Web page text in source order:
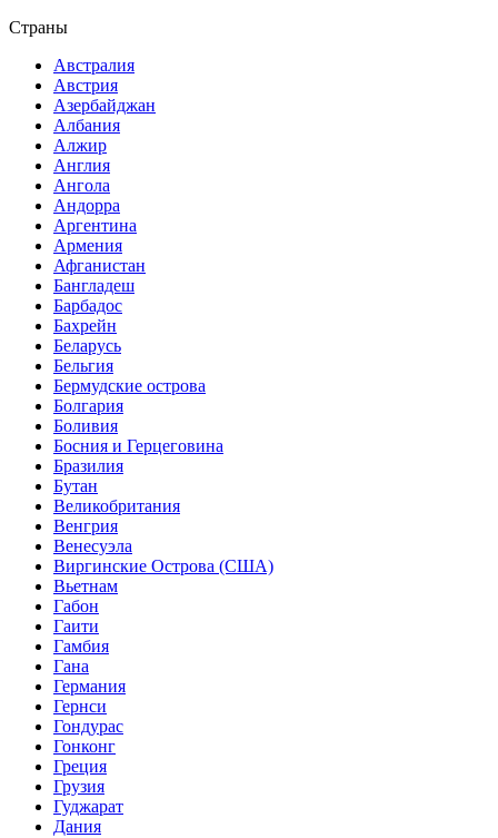
Страны
Австралия
Австрия
Азербайджан
Албания
Алжир
Англия
Ангола
Андорра
Аргентина
Армения
Афганистан
Бангладеш
Барбадос
Бахрейн
Беларусь
Бельгия
Бермудские острова
Болгария
Боливия
Босния и Герцеговина
Бразилия
Бутан
Великобритания
Венгрия
Венесуэла
Виргинские Острова (США)
Вьетнам
Габон
Гаити
Гамбия
Гана
Германия
Гернси
Гондурас
Гонконг
Греция
Грузия
Гуджарат
Дания